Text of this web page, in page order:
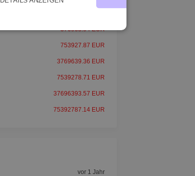
376963.94 EUR
753927.87 EUR
3769639.36 EUR
7539278.71 EUR
37696393.57 EUR
75392787.14 EUR
vor 1 Jahr